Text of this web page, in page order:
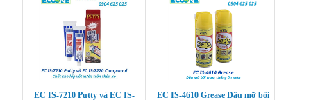
EC IS-7210 Putty và EC IS-
EC IS-4610 Grease Dầu mỡ bôi